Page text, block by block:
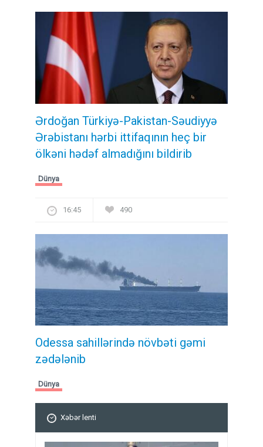
Ərdoğan Türkiyə-Pakistan-Səudiyyə
Ərəbistanı hərbi ittifaqının heç bir
ölkəni hədəf almadığını bildirib
Dünya
16:45 490
Odessa sahillərində növbəti gəmi
zədələnib
Dünya
Xəbər lenti